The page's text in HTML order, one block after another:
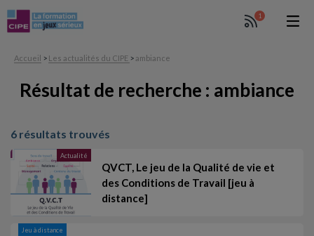
1
Accueil > Les actualités du CIPE > ambiance
Résultat de recherche : ambiance
6 résultats trouvés
Actualité
QVCT, Le jeu de la Qualité de vie et
des Conditions de Travail [jeu à
distance]
Jeu à distance